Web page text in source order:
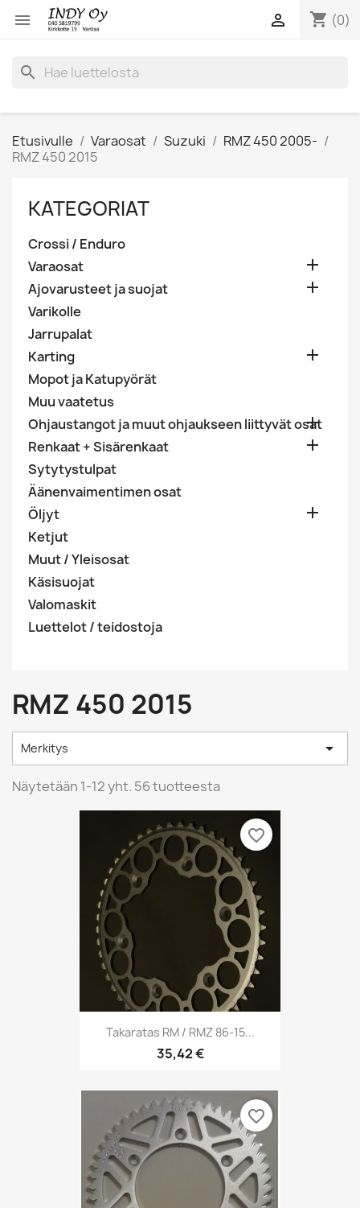
 shopping_cart (0)

search
Etusivulle Varaosat Suzuki
RMZ 450 2005-
RMZ 450 2015
KATEGORIAT
Crossi / Enduro
Varaosat

Ajovarusteet ja suojat 
Varikolle
Jarrupalat
Karting

Mopot ja Katupyörät
Muu vaatetus
Ohjaustangot ja muut ohjaukseen liittyvät osat

Renkaat + Sisärenkaat 
Sytytystulpat
Äänenvaimentimen osat
Öljyt

Ketjut
Muut / Yleisosat
Käsisuojat
Valomaskit
Luettelot / teidostoja
RMZ 450 2015
Merkitys 
Näytetään 1-12 yht. 56 tuotteesta
Takaratas RM / RMZ 86-15...
35,42 €
favorite_border
favorite_border